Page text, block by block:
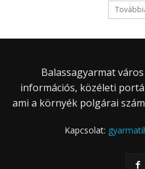
Balassagyarmat
információs, közéleti
ami a környék polgárai
Kapcsolat: